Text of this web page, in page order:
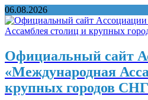
06.08.2026
Официальный сайт
«Международная
крупных городов